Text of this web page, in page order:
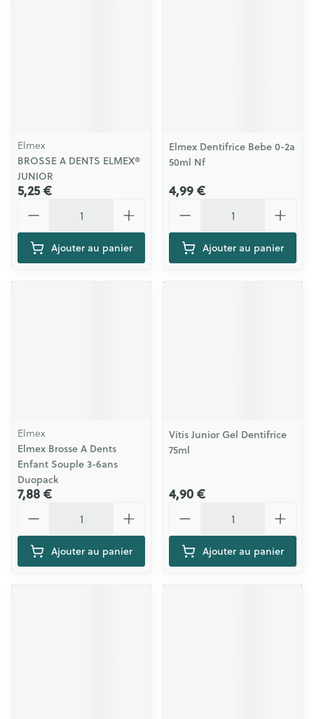
Elmex
BROSSE A DENTS ELMEX®
JUNIOR
5,25 €
Ajouter au panier
Elmex Dentifrice Bebe 0-2a
50ml Nf
4,99 €
Ajouter au panier
Elmex
Elmex Brosse A Dents
Enfant Souple 3-6ans
Duopack
7,88 €
Ajouter au panier
Vitis Junior Gel Dentifrice
75ml
4,90 €
Ajouter au panier